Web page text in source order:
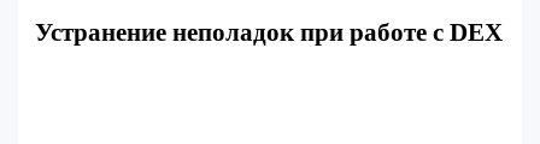
Устранение неполадок при работе с DEX